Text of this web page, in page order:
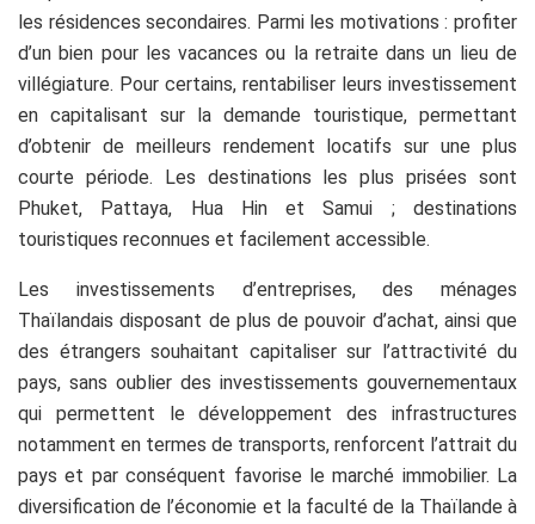
les résidences secondaires. Parmi les motivations : profiter
d’un bien pour les vacances ou la retraite dans un lieu de
villégiature. Pour certains, rentabiliser leurs investissement
en capitalisant sur la demande touristique, permettant
d’obtenir de meilleurs rendement locatifs sur une plus
courte période. Les destinations les plus prisées sont
Phuket, Pattaya, Hua Hin et Samui ; destinations
touristiques reconnues et facilement accessible.
Les investissements d’entreprises, des ménages
Thaïlandais disposant de plus de pouvoir d’achat, ainsi que
des étrangers souhaitant capitaliser sur l’attractivité du
pays, sans oublier des investissements gouvernementaux
qui permettent le développement des infrastructures
notamment en termes de transports, renforcent l’attrait du
pays et par conséquent favorise le marché immobilier. La
diversification de l’économie et la faculté de la Thaïlande à